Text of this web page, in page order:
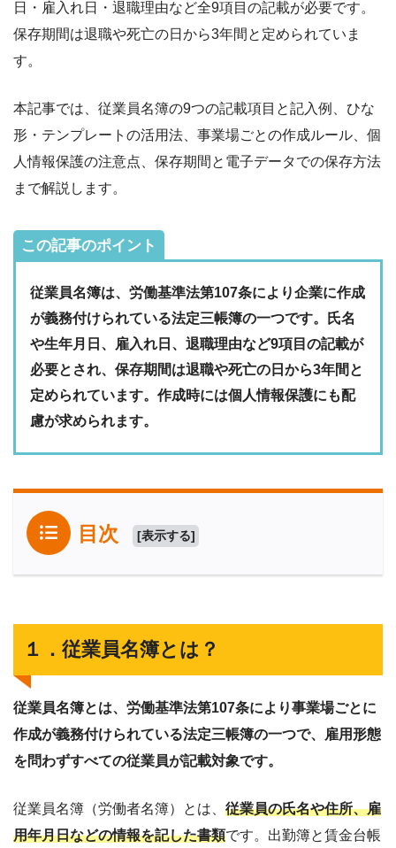
日・雇入れ日・退職理由など全9項目の記載が必要です。
保存期間は退職や死亡の日から3年間と定められていま
す。
本記事では、従業員名簿の9つの記載項目と記入例、ひな
形・テンプレートの活用法、事業場ごとの作成ルール、個
人情報保護の注意点、保存期間と電子データでの保存方法
まで解説します。
この記事のポイント
従業員名簿は、労働基準法第107条により企業に作成
が義務付けられている法定三帳簿の一つです。氏名
や生年月日、雇入れ日、退職理由など9項目の記載が
必要とされ、保存期間は退職や死亡の日から3年間と
定められています。作成時には個人情報保護にも配
慮が求められます。
目次 [表示する]
１．従業員名簿とは？
従業員名簿とは、労働基準法第107条により事業場ごとに
作成が義務付けられている法定三帳簿の一つで、雇用形態
を問わずすべての従業員が記載対象です。
従業員名簿（労働者名簿）とは、 従業員の氏名や住所、雇
用年月日などの情報を記した書類です。出勤簿と賃金台帳